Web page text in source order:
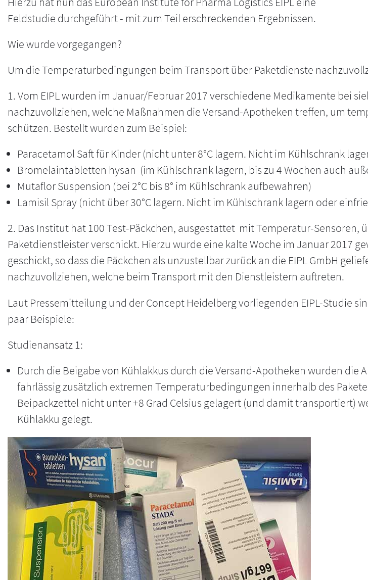
Feldstudie durchgeführt - mit zum Teil erschreckenden Ergebnissen.
Wie wurde vorgegangen?
Um die Temperaturbedingungen beim Transport über Paketdienste
1. Vom EIPL wurden im Januar/Februar 2017 verschiedene Medikamente bei
nachzuvollziehen, welche Maßnahmen die Versand-Apotheken treffen, um
schützen. Bestellt wurden zum Beispiel:
Paracetamol Saft für Kinder (nicht unter 8°C lagern. Nicht im Kühlschrank
Bromelaintabletten hysan (im Kühlschrank lagern, bis zu 4 Wochen auch
Mutaflor Suspension (bei 2°C bis 8° im Kühlschrank aufbewahren)
Lamisil Spray (nicht über 30°C lagern. Nicht im Kühlschrank lagern oder
2. Das Institut hat 100 Test-Päckchen, ausgestattet mit Temperatur-
Paketdienstleister verschickt. Hierzu wurde eine kalte Woche im Januar 2017
geschickt, so dass die Päckchen als unzustellbar zurück an die EIPL GmbH
nachzuvollziehen, welche beim Transport mit den Dienstleistern auftreten.
Laut Pressemitteilung und der Concept Heidelberg vorliegenden EIPL-Studie
paar Beispiele:
Studienansatz 1:
Durch die Beigabe von Kühlakkus durch die Versand-Apotheken wurden
fahrlässig zusätzlich extremen Temperaturbedingungen innerhalb des
Beipackzettel nicht unter +8 Grad Celsius gelagert (und damit transportiert)
Kühlakku gelegt.